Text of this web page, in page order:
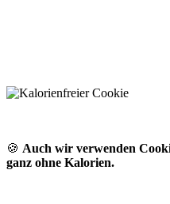
🍪 Auch wir verwenden
ganz ohne Kalorien.